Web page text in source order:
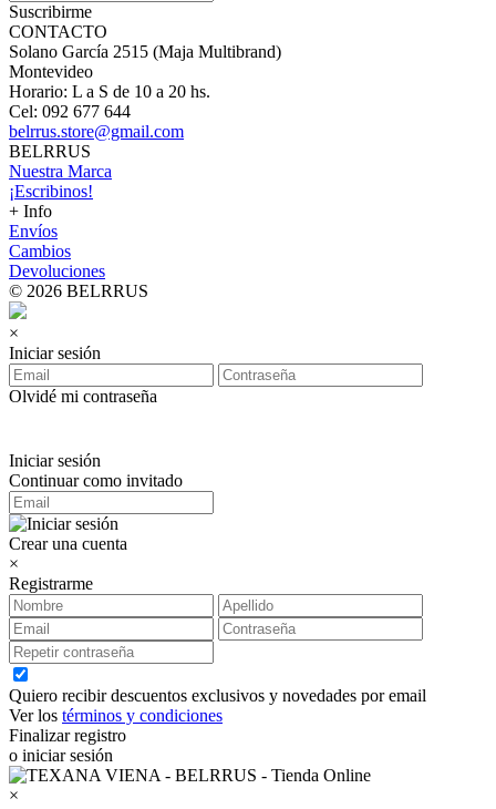
Suscribirme
CONTACTO
Solano García 2515 (Maja Multibrand)
Montevideo
Horario: L a S de 10 a 20 hs.
Cel: 092 677 644
belrrus.store@gmail.com
BELRRUS
Nuestra Marca
¡Escribinos!
+ Info
Envíos
Cambios
Devoluciones
© 2026 BELRRUS
×
Iniciar sesión
Olvidé mi contraseña
Iniciar sesión
Continuar como invitado
Crear una cuenta
×
Registrarme
Quiero recibir descuentos exclusivos y novedades por email
Ver los términos y condiciones
Finalizar registro
o iniciar sesión
×